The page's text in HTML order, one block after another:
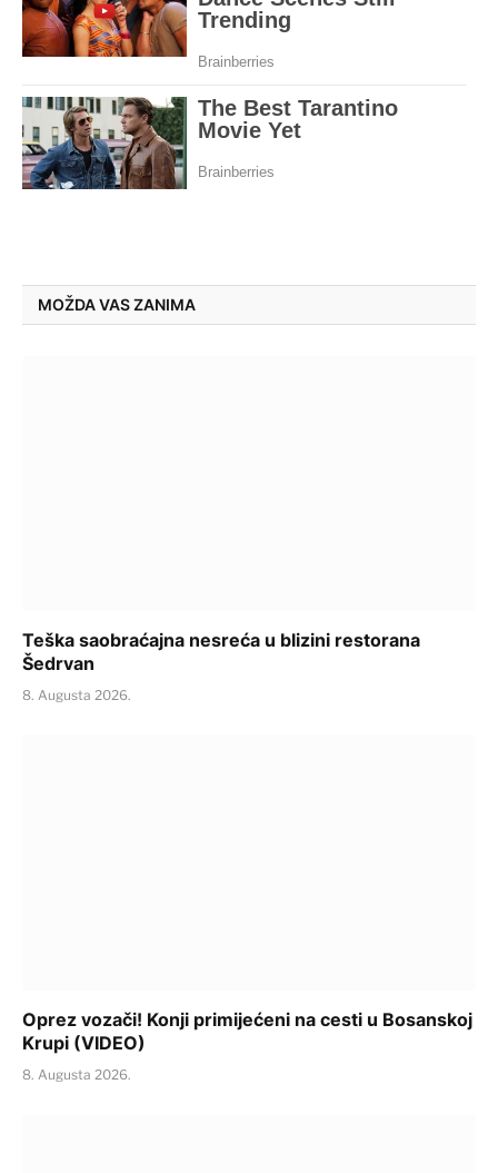
MOŽDA VAS ZANIMA
Teška saobraćajna nesreća u blizini restorana
Šedrvan
8. Augusta 2026.
Oprez vozači! Konji primijećeni na cesti u Bosanskoj
Krupi (VIDEO)
8. Augusta 2026.